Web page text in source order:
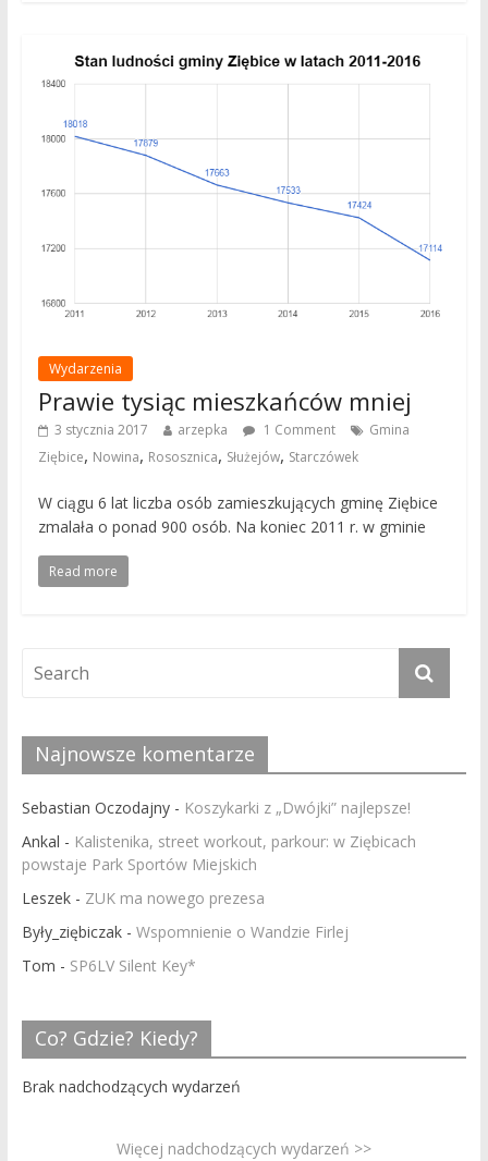
Wydarzenia
Prawie tysiąc mieszkańców mniej
3 stycznia 2017 arzepka 1 Comment
Gmina
Ziębice, Nowina, Rososznica, Służejów, Starczówek
W ciągu 6 lat liczba osób zamieszkujących gminę Ziębice
zmalała o ponad 900 osób. Na koniec 2011 r. w gminie
Read more
Najnowsze komentarze
Sebastian Oczodajny- Koszykarki z „Dwójki” najlepsze!
Ankal - Kalistenika, street workout, parkour: w Ziębicach
powstaje Park Sportów Miejskich
Leszek- ZUK ma nowego prezesa
Były_ziębiczak- Wspomnienie o Wandzie Firlej
Tom - SP6LV Silent Key*
Co? Gdzie? Kiedy?
Brak nadchodzących wydarzeń
Więcej nadchodzących wydarzeń >>